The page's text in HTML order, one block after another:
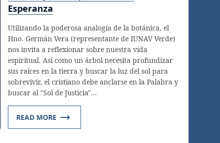
Esperanza
Utilizando la poderosa analogía de la botánica, el
Hno. Germán Vera (representante de IUNAV Verde)
nos invita a reflexionar sobre nuestra vida
espiritual. Así como un árbol necesita profundizar
sus raíces en la tierra y buscar la luz del sol para
sobrevivir, el cristiano debe anclarse en la Palabra y
buscar al "Sol de Justicia"…
READ MORE